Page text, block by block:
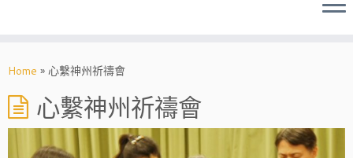
Home » 心繫神州祈禱會
心繫神州祈禱會